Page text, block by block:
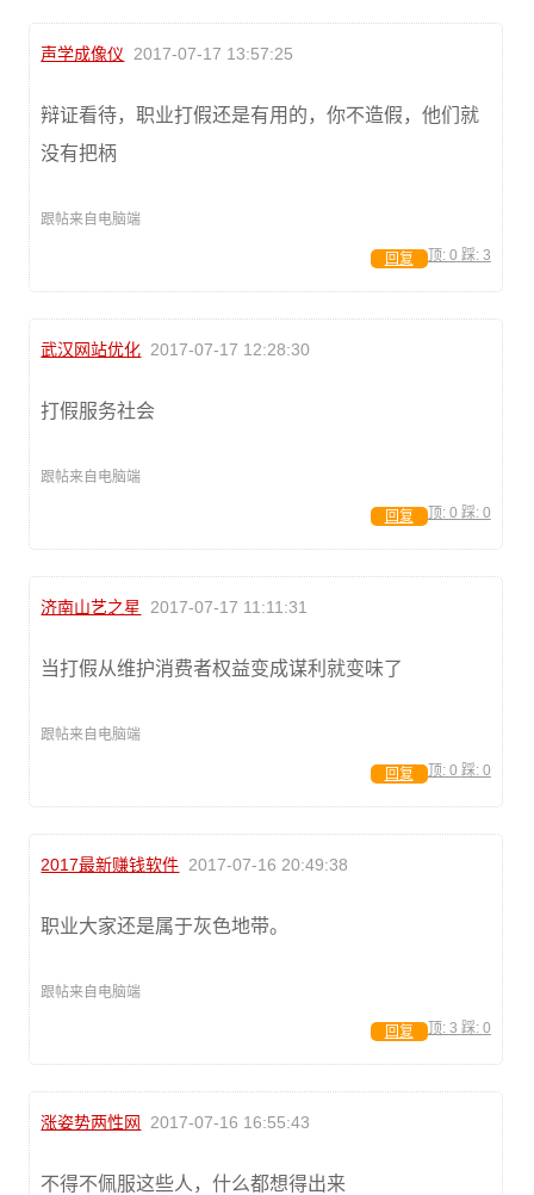
声学成像仪 2017-07-17 13:57:25
辩证看待，职业打假还是有用的，你不造假，他们就
没有把柄
跟帖来自电脑端
顶: 0 踩: 3
回复
武汉网站优化 2017-07-17 12:28:30
打假服务社会
跟帖来自电脑端
顶: 0 踩: 0
回复
济南山艺之星 2017-07-17 11:11:31
当打假从维护消费者权益变成谋利就变味了
跟帖来自电脑端
顶: 0 踩: 0
回复
2017最新赚钱软件 2017-07-16 20:49:38
职业大家还是属于灰色地带。
跟帖来自电脑端
顶: 3 踩: 0
回复
涨姿势两性网 2017-07-16 16:55:43
不得不佩服这些人，什么都想得出来